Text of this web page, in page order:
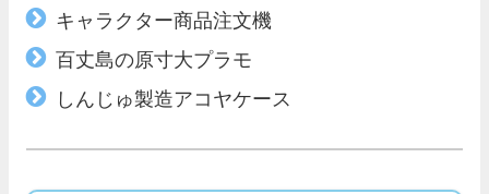
キャラクター商品注文機
百丈島の原寸大プラモ
しんじゅ製造アコヤケース